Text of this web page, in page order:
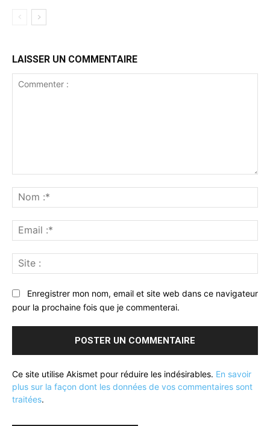
LAISSER UN COMMENTAIRE
:*
:*
:
Enregistrer mon nom, email et site web dans ce navigateur
pour la prochaine fois que je commenterai.
Ce site utilise Akismet pour réduire les indésirables. En savoir
plus sur la façon dont les données de vos commentaires sont
traitées.